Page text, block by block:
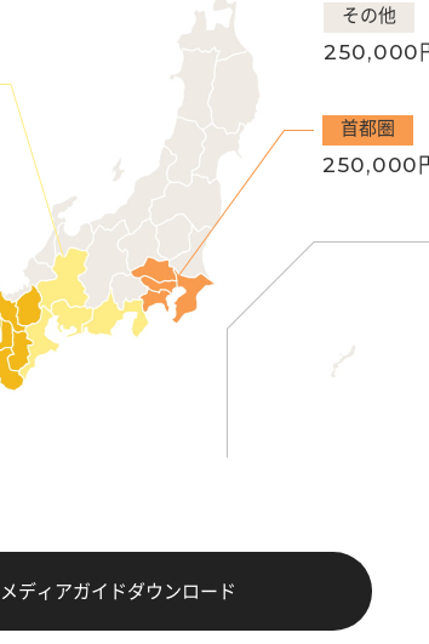
首都圏
250,000
その他
250,000
メディアガイドダウンロード